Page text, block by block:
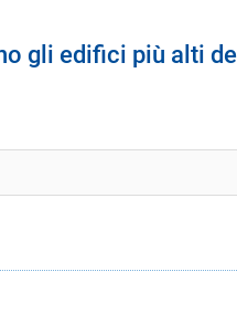
gli edifici più alti